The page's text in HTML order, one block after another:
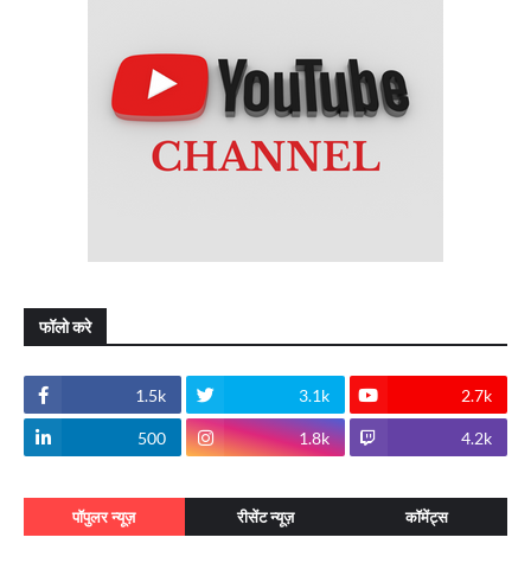
फॉलो करे
1.5k 3.1k 2.7k
500 1.8k 4.2k
पॉपुलर न्यूज़ रीसेंट न्यूज़ कॉमेंट्स